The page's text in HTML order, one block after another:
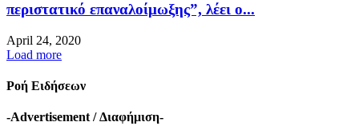
περιστατικό επαναλοίμωξης”, λέει ο...
April 24, 2020
Load more
Ροή Ειδήσεων
-Advertisement / Διαφήμιση-